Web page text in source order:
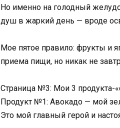
Но именно на голодный
душ в жаркий день — вроде
Мое пятое правило: фрукты и
приема пищи, но никак не
Страница №3: Мои 3 продукта-
Продукт №1: Авокадо — мой
Это мой главный герой и